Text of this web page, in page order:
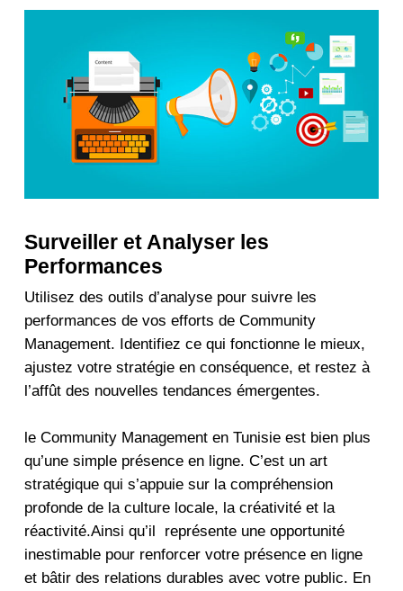
Surveiller et Analyser les
Performances
Utilisez des outils d’analyse pour suivre les
performances de vos efforts de Community
Management. Identifiez ce qui fonctionne le mieux,
ajustez votre stratégie en conséquence, et restez à
l’affût des nouvelles tendances émergentes.
le Community Management en Tunisie est bien plus
qu’une simple présence en ligne. C’est un art
stratégique qui s’appuie sur la compréhension
profonde de la culture locale, la créativité et la
réactivité.Ainsi qu’il
représente une opportunité
inestimable pour renforcer votre présence en ligne
et bâtir des relations durables avec votre public. En